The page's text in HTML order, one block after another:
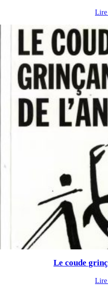
Lire
Le coude
Lire